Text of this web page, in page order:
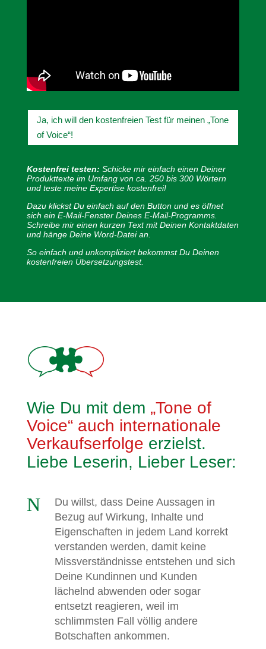
Ja, ich will den kostenfreien Test für meinen „Tone
of Voice“!
Kostenfrei testen: Schicke mir einfach einen Deiner
Produkttexte im Umfang von ca. 250 bis 300 Wörtern
und teste meine Expertise kostenfrei!
Dazu klickst Du einfach auf den Button und es öffnet
sich ein E-Mail-Fenster Deines E-Mail-Programms.
Schreibe mir einen kurzen Text mit Deinen Kontaktdaten
und hänge Deine Word-Datei an.
So einfach und unkompliziert bekommst Du Deinen
kostenfreien Übersetzungstest.
Wie Du mit dem „Tone of
Voice“ auch internationale
Verkaufserfolge erzielst.
Liebe Leserin, Lieber Leser:
N
Du willst, dass Deine Aussagen in
Bezug auf Wirkung, Inhalte und
Eigenschaften in jedem Land korrekt
verstanden werden, damit keine
Missverständnisse entstehen und sich
Deine Kundinnen und Kunden
lächelnd abwenden oder sogar
entsetzt reagieren, weil im
schlimmsten Fall völlig andere
Botschaften ankommen.